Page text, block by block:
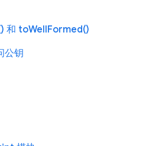
和 toWellFormed()
公钥